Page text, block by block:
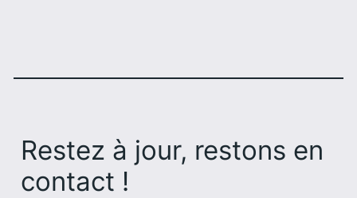
Restez à jour, restons en
contact !